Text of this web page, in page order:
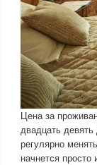
Цена за
двадцать
регулярно
начнется просто